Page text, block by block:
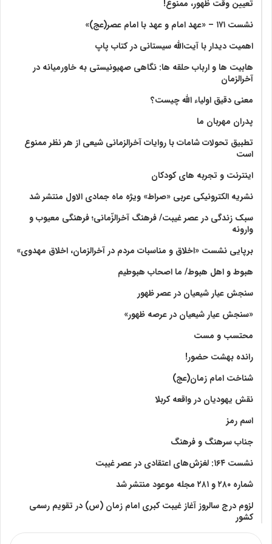
تعیین وقت ظهور، ممنوع!
نشست ۱۷۱ – «عهد امام و عهد با امام عصر(عج)»
اهمیت دیدار با آیت‌الله سیستانی در کتاب پاپ
هابیت ها و ارباب حلقه ها: نگاهی صهیونیستی به خاورمیانه در
آخرالزمان
معنی دقیق اولیاء الله چیست؟
پدران مهربان ما
تطبیق تحولات شامات با روایات آخرالزمانی شیعی از هر نظر ممنوع
است
اینترنت و تجربه های کودکان
نشریه الکترونیکی عربی «صراط» ویژه ماه جمادی الاول منتشر شد
سبک زندگی در عصر غیبت/ فرهنگ آخرالزّمانی؛ فرهنگی معیوب و
وارونه
برپایی نشست «اخلاق و مناسبات مردم در آخرالزمان، اخلاق مهدوی»
هبوط و اهل هبوط/ ما اصحاب هبوطیم
سنجش عیار شیعیان در عصر ظهور
«سنجش عیار شیعیان در عرصه ظهور»
محتسب و مست
رانده بهشت‌ حضور!
شناخت امام زمان(عج)
نقش یهودیان در واقعه کربلا
اسم رمز
جناب سرهنگ و فرهنگ
نشست ۱۶۴: لغزش‌های اعتقادی در عصر غیبت
شماره ۲۸۰ و ۲۸۱ مجله موعود منتشر شد
لزوم درج سالروز آغاز غیبت کبری امام زمان (س) در تقویم رسمی
کشور